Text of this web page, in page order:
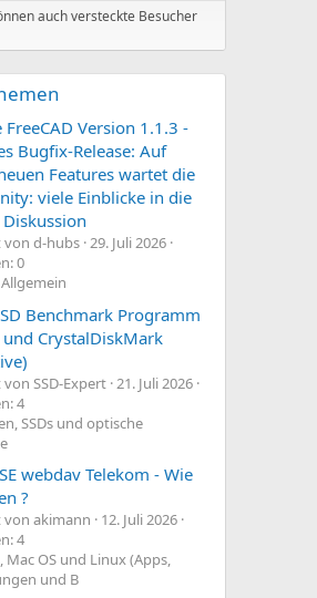
auch versteckte Besucher
FreeCAD Version 1.1.3 -
Bugfix-Release: Auf
Features wartet die
viele Einblicke in die
von d-hubs 29. Juli 2026
0
Benchmark Programm
und CrystalDiskMark
SSD-Expert 21. Juli 2026
4
SSDs und optische
webdav Telekom - Wie
?
von akimann
12. Juli 2026
4
Mac OS und Linux (Apps,
und B